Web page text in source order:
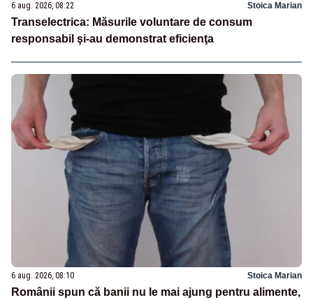
6 aug. 2026, 08:22 Stoica Marian
Transelectrica: Măsurile voluntare de consum
responsabil şi-au demonstrat eficienţa
6 aug. 2026, 08:10 Stoica Marian
Românii spun că banii nu le mai ajung pentru alimente,